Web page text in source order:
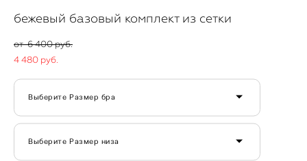
бежевый базовый комплект из сетки
от 6 400 pуб.
4 480 pуб.
Выберите Размер бра
Выберите Размер низа